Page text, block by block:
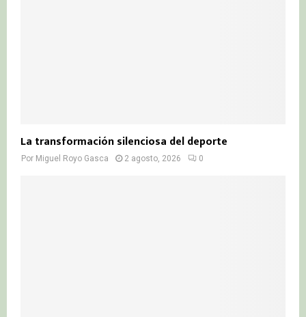
La transformación silenciosa del deporte
Por Miguel Royo Gasca 2 agosto, 2026 0